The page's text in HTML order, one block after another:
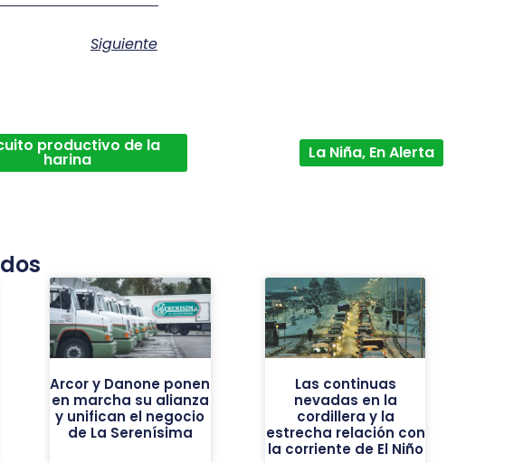
Siguiente
productivo de la
harina La Niña, En Alerta
Arcor y Danone ponen
en marcha su alianza
y unifican el negocio
de La Serenísima
Las continuas
nevadas en la
cordillera y la
estrecha relación con
la corriente de El Niño